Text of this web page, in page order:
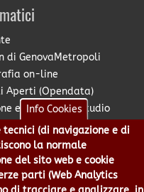
di GenovaMetropoli
on-line
Aperti (Opendata)
e Diritto allo Studio
Territoriale
Metropolitano
GenovaMetropoli
Unica Appaltante
Info Cookies
(di navigazione e di
la normale
del sito web e cookie
parti (Web Analytics